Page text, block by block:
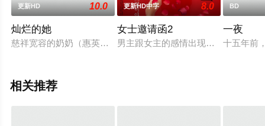
更新HD 10.0
灿烂的她
慈祥宽容的奶奶（惠英红饰）与十二年前意外走失的孙女（刘
更新HD中字 8.0
女士邀请函2
男主跟女主的感情出现了问题，找不
BD
一夜
十五年前
相关推荐